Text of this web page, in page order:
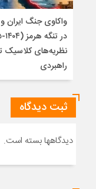
واکاوی جنگ ایران و
نظریه‌های کلاسیک
راهبردی
ثبت دیدگاه
دیدگاهها بسته است.